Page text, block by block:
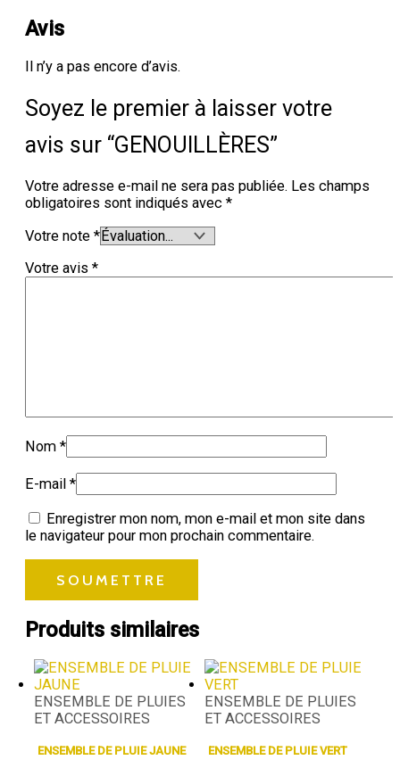
Avis
Il n’y a pas encore d’avis.
Soyez le premier à laisser votre
avis sur “GENOUILLÈRES”
Votre adresse e-mail ne sera pas publiée. Les champs
obligatoires sont indiqués avec *
Votre note *
Votre avis *
Nom *
E-mail *
Enregistrer mon nom, mon e-mail et mon site dans
le navigateur pour mon prochain commentaire.
Produits similaires
ENSEMBLE DE PLUIES
ET ACCESSOIRES
ENSEMBLE DE PLUIE JAUNE
ENSEMBLE DE PLUIES
ET ACCESSOIRES
ENSEMBLE DE PLUIE VERT